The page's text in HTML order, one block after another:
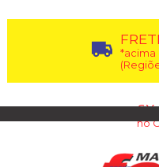
*acima
6X
no